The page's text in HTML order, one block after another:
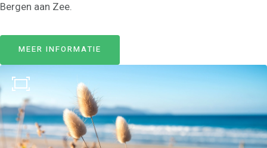
Bergen aan Zee.
MEER INFORMATIE